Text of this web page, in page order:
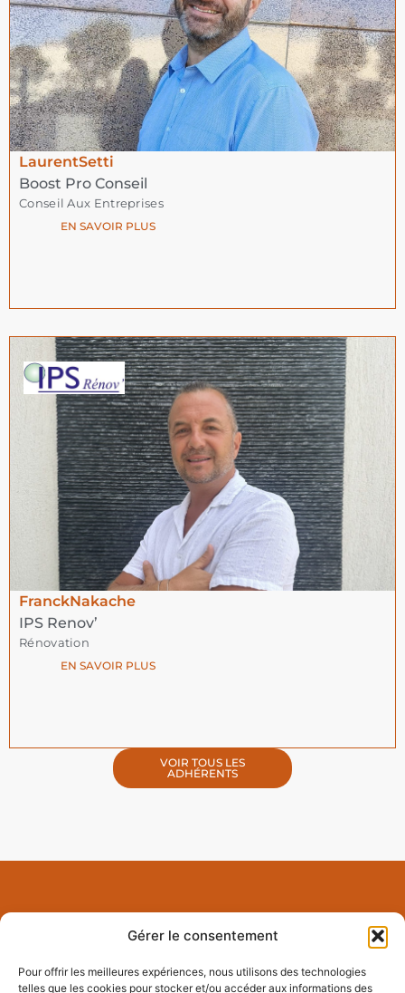
Gérer le consentement
Pour offrir les meilleures expériences, nous utilisons des technologies
telles que les cookies pour stocker et/ou accéder aux informations des
LaurentSetti
Boost Pro Conseil
Conseil Aux Entreprises
EN SAVOIR PLUS
FranckNakache
IPS Renov’
Rénovation
EN SAVOIR PLUS
VOIR TOUS LES
ADHÉRENTS